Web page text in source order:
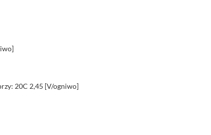
20C 2,45 [V/ogniwo]